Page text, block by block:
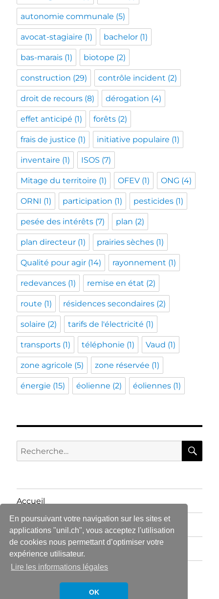
En poursuivant votre navigation sur les sites et
applications "unil.ch", vous acceptez l'utilisation
de cookies nous permettant d’optimiser votre
expérience utilisateur.
Lire les informations légales
OK
autonomie communale (5)
avocat-stagiaire (1) bachelor (1)
bas-marais (1) biotope (2)
construction (29) contrôle incident (2)
droit de recours (8) dérogation (4)
effet anticipé (1) forêts (2)
frais de justice (1) initiative populaire (1)
inventaire (1) ISOS (7)
Mitage du territoire (1) OFEV (1) ONG (4)
ORNI (1) participation (1) pesticides (1)
pesée des intérêts (7) plan (2)
plan directeur (1) prairies sèches (1)
Qualité pour agir (14) rayonnement (1)
redevances (1) remise en état (2)
route (1) résidences secondaires (2)
solaire (2) tarifs de l'électricité (1)
transports (1) téléphonie (1) Vaud (1)
zone agricole (5) zone réservée (1)
énergie (15) éolienne (2) éoliennes (1)
Recherche
pour :
Accueil
Articles
Contact
l'aménagement du territoire